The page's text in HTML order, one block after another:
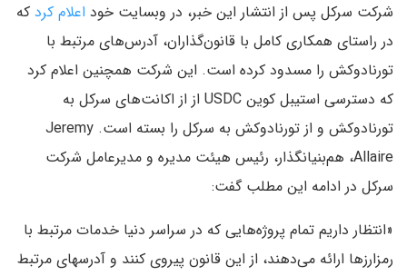
شرکت سرکل پس از انتشار این خبر، در وبسایت خود اعلام کرد که
در راستای همکاری کامل با قانون‌گذاران، آدرس‌های مرتبط با
تورنادوکش را مسدود کرده است. این شرکت همچنین اعلام کرد
که دسترسی استیبل کوین USDC از از اکانت‌های سرکل به
تورنادوکش و از تورنادوکش به سرکل را بسته است. Jeremy
Allaire، هم‌بنیانگذار، رئیس هیئت مدیره و مدیرعامل شرکت
سرکل در ادامه این مطلب گفت:
«انتظار داریم تمام پروژه‌هایی که در سراسر دنیا خدمات مرتبط با
رمزارزها ارائه می‌دهند، از این قانون پیروی کنند و آدرسهای مرتبط